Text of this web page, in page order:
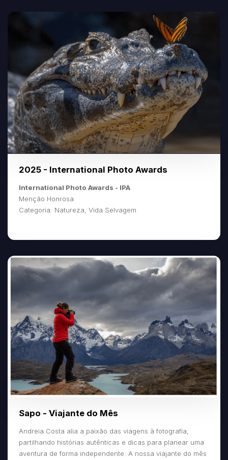
2025 - International Photo Awards
International Photo Awards - IPA
Menção Honrosa
Categoria: Natureza, Vida Selvagem
Sapo - Viajante do Mês
Andreia Costa alia a paixão das viagens à fotografia,
partilhando histórias autênticas e dicas para planear uma
aventura de forma independente. A nossa viajante do mês